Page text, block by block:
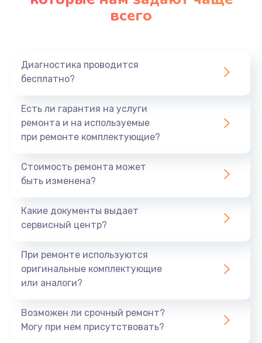
всего
Диагностика проводится
бесплатно?
Есть ли гарантия на услуги
ремонта и на используемые
при ремонте комплектующие?
Стоимость ремонта может
быть изменена?
Какие документы выдает
сервисный центр?
При ремонте используются
оригинальные комплектующие
или аналоги?
Возможен ли срочный ремонт?
Могу при нем присутствовать?